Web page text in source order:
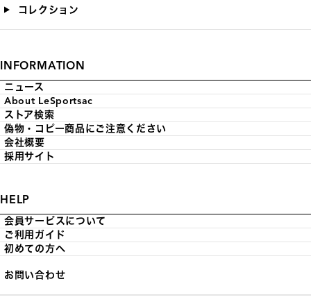
コレクション
INFORMATION
ニュース
About LeSportsac
ストア検索
偽物・コピー商品にご注意ください
会社概要
採用サイト
HELP
会員サービスについて
ご利用ガイド
初めての方へ
お問い合わせ